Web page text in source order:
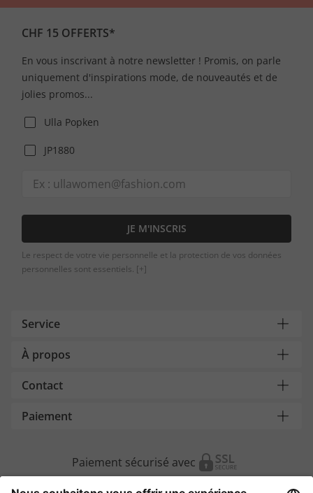
CHF 15 OFFERTS*
En vous inscrivant à notre newsletter ! Promis, on parle
uniquement d'inspirations mode, de nouveautés et de
jolies promos...
Ulla Popken
JP1880
JE M'INSCRIS
Le respect de votre vie personnelle et la protection de vos données
personnelles sont essentiels. [+]
Service
À propos
Contact
Paiement
Paiement sécurisé avec